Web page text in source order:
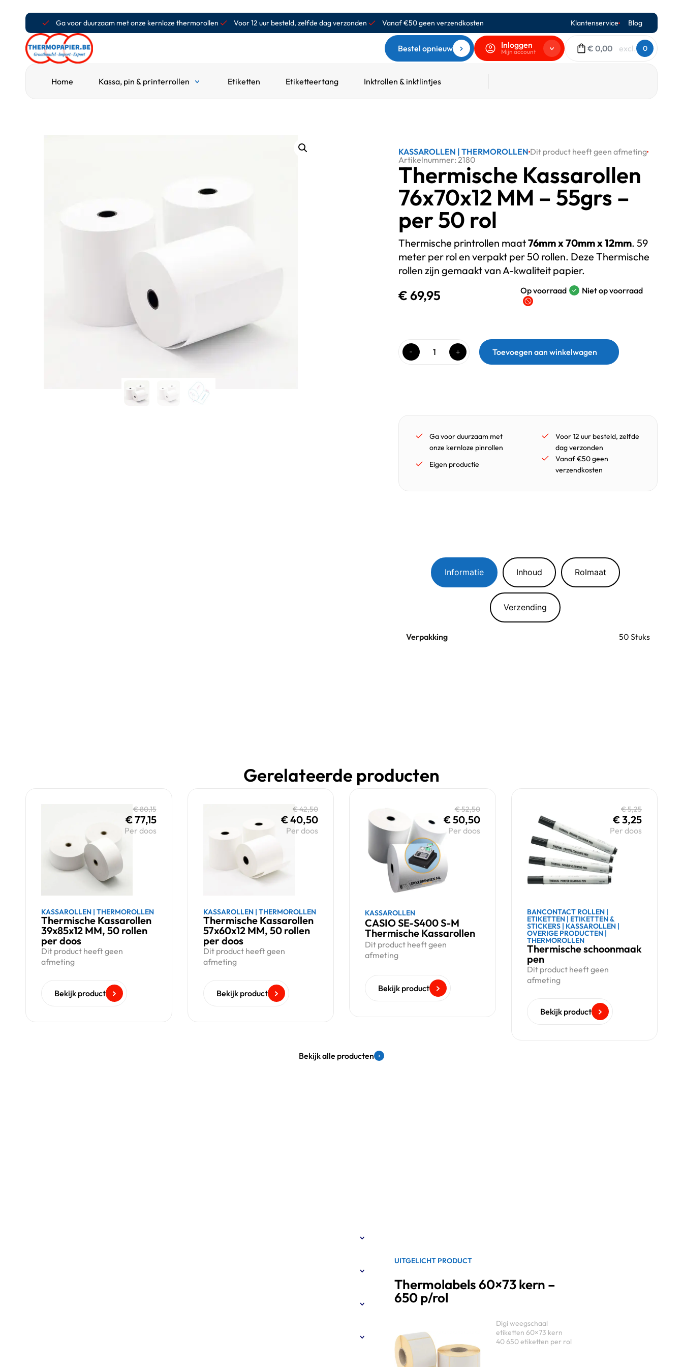
Ga voor duurzaam met onze kernloze thermorollen Voor 12 uur besteld, zelfde dag verzonden Vanaf €50 geen verzendkosten Klantenservice Blog
Bestel opnieuw Inloggen
Mijn account € 0,00 0
Home Kassa, pin & printerrollen Etiketten Etiketteertang Inktrollen & inktlintjes
KASSAROLLEN | THERMOROLLENDit product heeft geen afmeting
Artikelnummer: 2180
Thermische Kassarollen
76x70x12 MM – 55grs –
per 50 rol
Thermische printrollen maat76mm x 70mm x 12mm. 59
meter per rol en verpakt per 50 rollen. Deze Thermische
rollen zijn gemaakt van A-kwaliteit papier.
€69,95 Op voorraad Niet op voorraad
Toevoegen aan winkelwagen
Ga voor duurzaam met
onze kernloze pinrollen
Voor 12 uur besteld, zelfde
dag verzonden
Eigen productie
Vanaf €50 geen
verzendkosten
Informatie Inhoud Rolmaat
Verzending
Verpakking 50 Stuks
Gerelateerde producten
€80,15
€77,15
Per doos
KASSAROLLEN | THERMOROLLEN
Thermische Kassarollen
39x85x12 MM, 50 rollen
per doos
Dit product heeft geen
afmeting
Bekijk product
€42,50
€40,50
Per doos
KASSAROLLEN| THERMOROLLEN
Thermische Kassarollen
57x60x12 MM, 50 rollen
per doos
Dit product heeft geen
afmeting
Bekijk product
€52,50
€50,50
Per doos
KASSAROLLEN
CASIO SE-S400 S-M
Thermische Kassarollen
Dit product heeft geen
afmeting
Bekijk product
€5,25
€3,25
Per doos
BANCONTACT ROLLEN|
ETIKETTEN| ETIKETTEN &
STICKERS| KASSAROLLEN|
OVERIGE PRODUCTEN|
THERMOROLLEN
Thermische schoonmaak
pen
Dit product heeft geen
afmeting
Bekijk product
Bekijk alle producten
UITGELICHT PRODUCT
Thermolabels 60×73 kern –
650 p/rol
Digi weegschaal
etiketten 60×73 kern
40 650 etiketten per rol